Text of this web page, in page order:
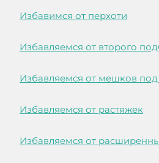
Избавимся от перхоти
Избавляемся от второго
Избавляемся от мешков под
Избавляемся от растяжек
Избавляемся от